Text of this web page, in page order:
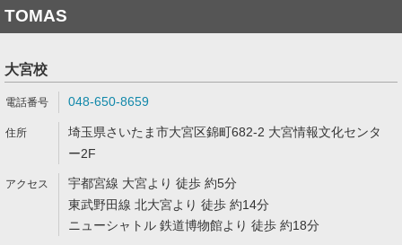
TOMAS
大宮校
048-650-8659
埼玉県さいたま市大宮区錦町682-2 大宮情報文化センタ
ー2F
宇都宮線 大宮より 徒歩 約5分
東武野田線 北大宮より 徒歩 約14分
ニューシャトル 鉄道博物館より 徒歩 約18分